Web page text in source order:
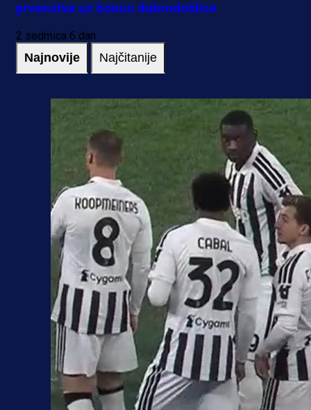
prvenstva uz bonus dobrodošlice
2 sedmica 6 dan
Najnovije Najčitanije